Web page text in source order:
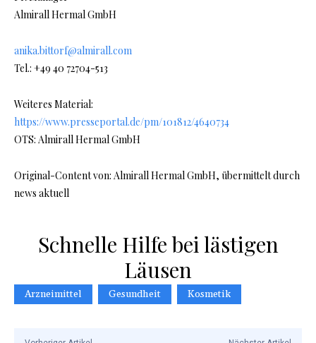
Almirall Hermal GmbH
anika.bittorf@almirall.com
Tel.: +49 40 72704-513
Weiteres Material:
https://www.presseportal.de/pm/101812/4640734
OTS: Almirall Hermal GmbH
Original-Content von: Almirall Hermal GmbH, übermittelt durch
news aktuell
Schnelle Hilfe bei lästigen
Läusen
Arzneimittel Gesundheit Kosmetik